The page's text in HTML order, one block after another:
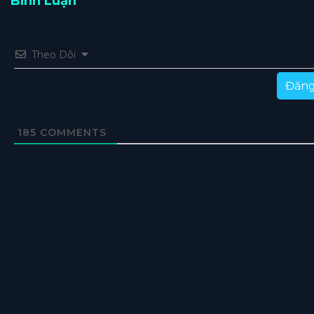
Theo Dõi
185 COMMENTS